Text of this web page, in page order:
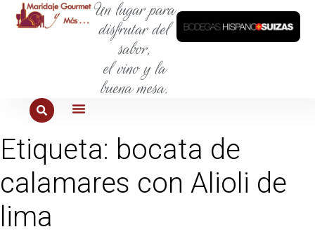
Un lugar para
disfrutar del
sabor,
el vino y la
buena mesa.
Etiqueta: bocata de
calamares con Alioli de
lima